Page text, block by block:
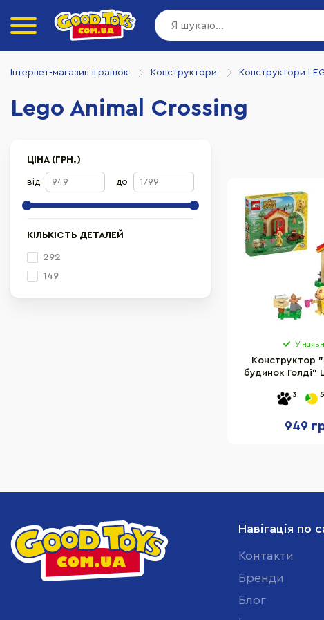
Інтернет-магазин іграшок Конструктори Конструктори
Lego Animal Crossing
ЦІНА (ГРН.)
від до
КІЛЬКІСТЬ ДЕТАЛЕЙ
292
149
У
Конструктор
будинок Голді"
3 5
949
Навігація по
Контакти
Бренди
Блог